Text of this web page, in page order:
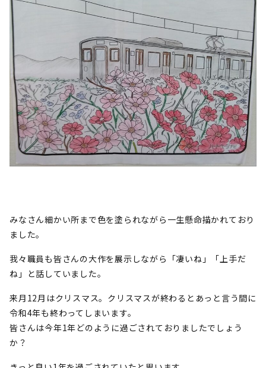
みなさん細かい所まで色を塗られながら一生懸命描かれており
ました。
我々職員も皆さんの大作を展示しながら「凄いね」「上手だ
ね」と話していました。
来月12月はクリスマス。クリスマスが終わるとあっと言う間に
令和4年も終わってしまいます。
皆さんは今年1年どのように過ごされておりましたでしょう
か？